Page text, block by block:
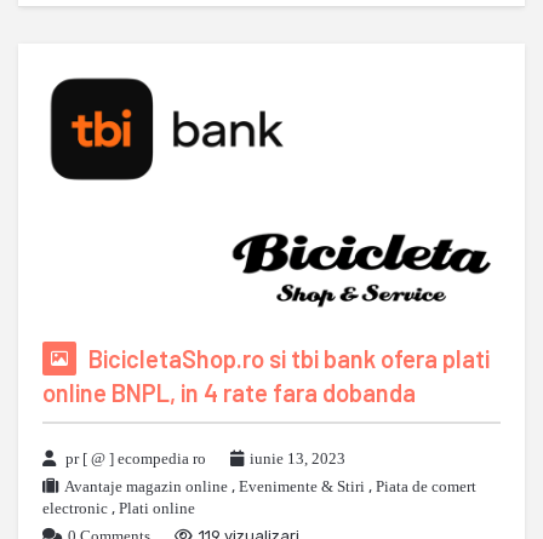
BicicletaShop.ro si tbi bank ofera plati
online BNPL, in 4 rate fara dobanda
pr [ @ ] ecompedia ro
iunie 13, 2023
Avantaje magazin online , Evenimente & Stiri , Piata de comert
electronic , Plati online